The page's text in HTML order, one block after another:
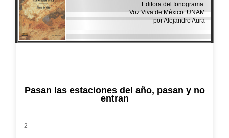
Editora del fonograma:
Voz Viva de México. UNAM
por Alejandro Aura
Pasan las estaciones del año, pasan y no
entran
2